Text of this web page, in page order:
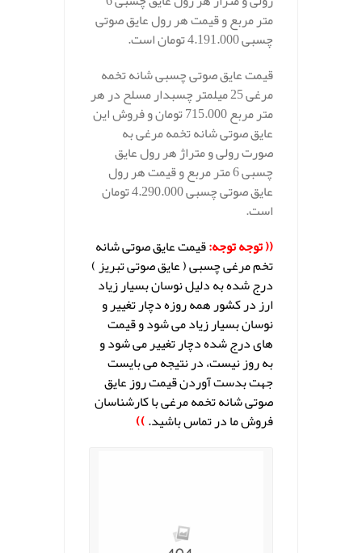
متر مربع و قیمت هر رول عایق صوتی
چسبی 4.191.000 تومان است.
قیمت عایق صوتی چسبی شانه تخمه
مرغی 25 میلمتر چسبدار مسلح در هر
متر مربع 715.000 تومان و فروش این
عایق صوتی شانه تخمه مرغی به
صورت رولی و متراژ هر رول عایق
چسبی 6 متر مربع و قیمت هر رول
عایق صوتی چسبی 4.290.000 تومان
است.
(( توجه توجه:قیمت عایق صوتی شانه
تخم مرغی چسبی ( عایق صوتی تبریز )
درج شده به دلیل نوسان بسیار زیاد
ارز در کشور همه روزه دچار تغییر و
نوسان بسیار زیاد می شود و قیمت
های درج شده دچار تغییر می شود و
به روز نیست، در نتیجه می بایست
جهت بدست آوردن قیمت روز عایق
صوتی شانه تخمه مرغی با کارشناسان
فروش ما در تماس باشید.))